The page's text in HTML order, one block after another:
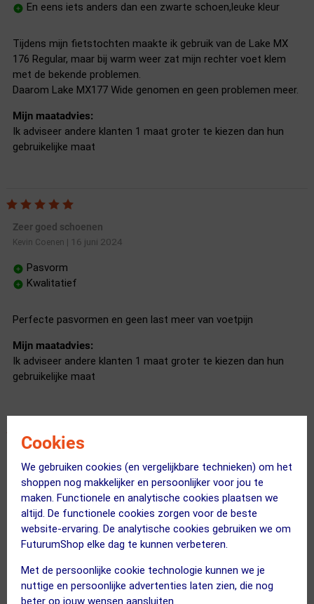
Cookies
We gebruiken cookies (en vergelijkbare technieken) om het
shoppen nog makkelijker en persoonlijker voor jou te
maken. Functionele en analytische cookies plaatsen we
altijd. De functionele cookies zorgen voor de beste
website-ervaring. De analytische cookies gebruiken we om
FuturumShop elke dag te kunnen verbeteren.
Met de persoonlijke cookie technologie kunnen we je
nuttige en persoonlijke advertenties laten zien, die nog
beter op jouw wensen aansluiten.
En eens iets anders dan een zwarte schoen,leuke kleur
Tijdens mijn fietstochten maakte ik gebruik van de Lake MX
176 Regular, maar bij warm weer zat mijn rechter voet klem
met de bekende problemen.
Daarom Lake MX177 Wide genomen en geen problemen meer.
Mijn maatadvies:
Ik adviseer andere klanten 1 maat groter te kiezen dan hun
gebruikelijke maat
Zeer goed schoenen
Kevin Coenen 16 juni 2024
Pasvorm
Kwalitatief
Perfecte pasvormen en geen last meer van voetpijn
Mijn maatadvies:
Ik adviseer andere klanten 1 maat groter te kiezen dan hun
gebruikelijke maat
Kevin| 02 juni 2024
Prijs kwaliteit.
Perfecte pasvorm
Boa sluiting
Kwalitatieve schoenen
Mijn maatadvies: